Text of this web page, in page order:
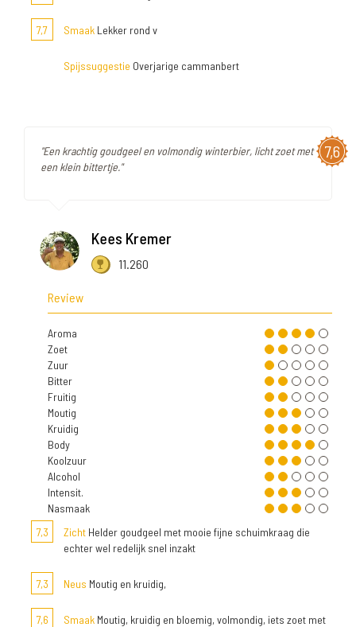
7,7 Smaak Lekker rond v
Spijssuggestie Overjarige cammanbert
7,6
"Een krachtig goudgeel en volmondig winterbier, licht zoet met
een klein bittertje."
Kees Kremer
11.260
Review
Aroma
Zoet
Zuur
Bitter
Fruitig
Moutig
Kruidig
Body
Koolzuur
Alcohol
Intensit.
Nasmaak
7,3
Zicht Helder goudgeel met mooie fijne schuimkraag die
echter wel redelijk snel inzakt
7,3 Neus Moutig en kruidig,
7,6 Smaak Moutig, kruidig en bloemig, volmondig, iets zoet met